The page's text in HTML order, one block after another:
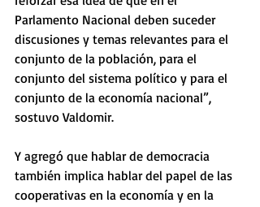
Parlamento Nacional deben suceder
discusiones y temas relevantes para el
conjunto de la población, para el
conjunto del sistema político y para el
conjunto de la economía nacional”,
sostuvo Valdomir.
Y agregó que hablar de democracia
también implica hablar del papel de las
cooperativas en la economía y en la